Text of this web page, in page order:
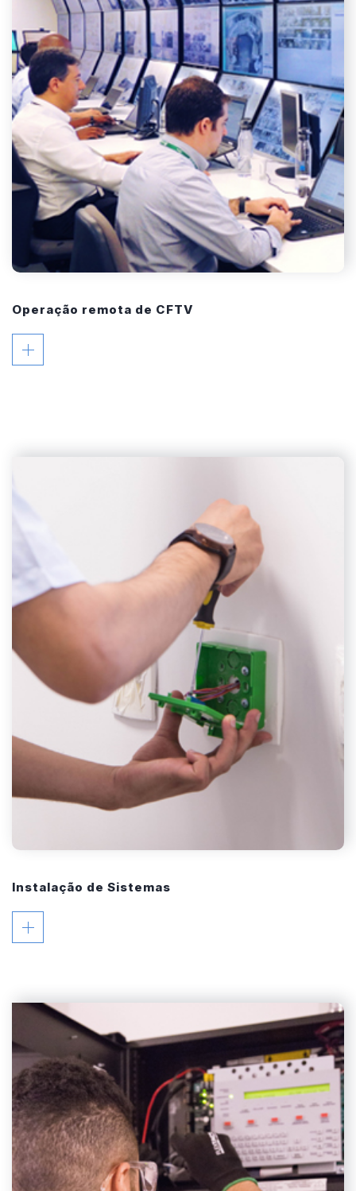
Operação remota de CFTV
Instalação de Sistemas